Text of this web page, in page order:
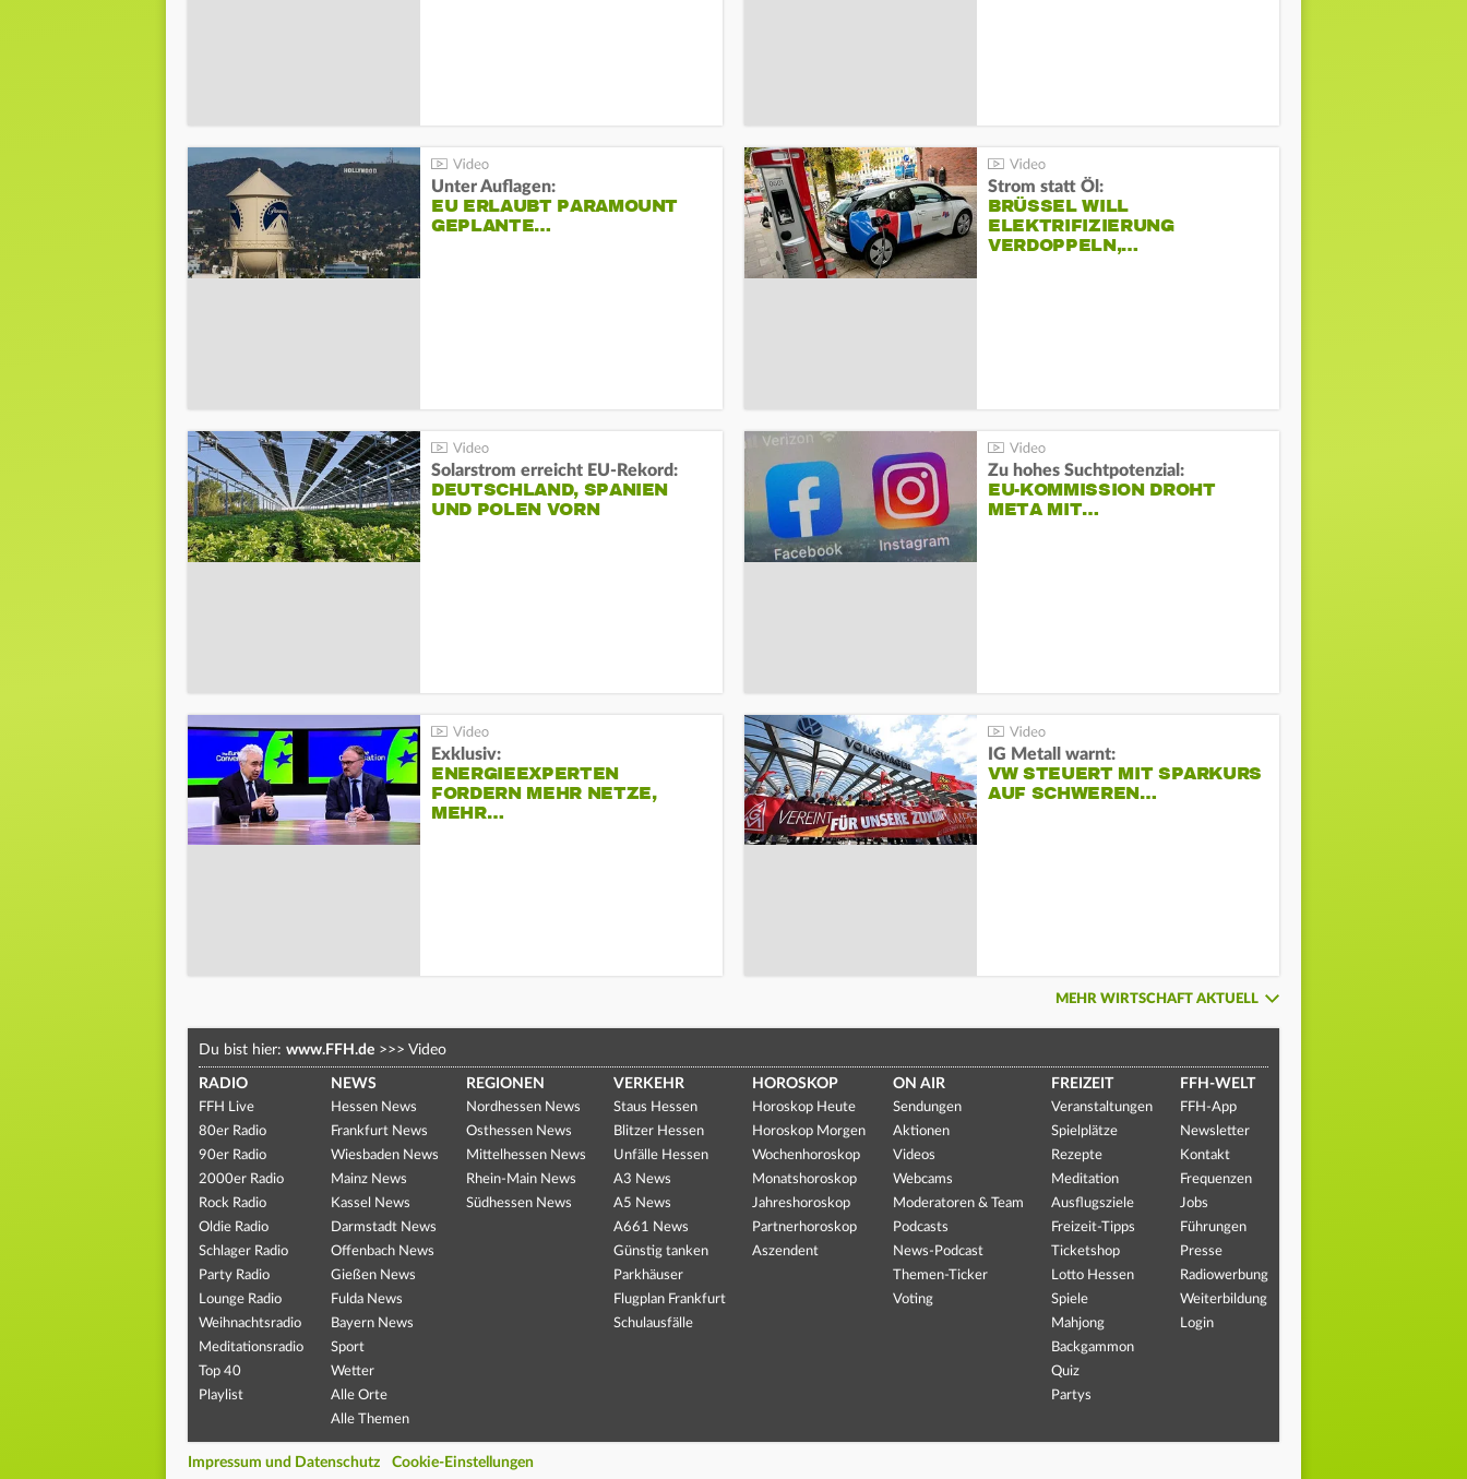
Unter Auflagen:
EU ERLAUBT PARAMOUNT
GEPLANTE…
Strom statt Öl:
BRÜSSEL WILL
ELEKTRIFIZIERUNG
VERDOPPELN,…
Solarstrom erreicht EU-Rekord:
DEUTSCHLAND, SPANIEN
UND POLEN VORN
Zu hohes Suchtpotenzial:
EU-KOMMISSION DROHT
META MIT…
Exklusiv:
ENERGIEEXPERTEN
FORDERN MEHR NETZE,
MEHR…
IG Metall warnt:
VW STEUERT MIT SPARKURS
AUF SCHWEREN…
MEHR WIRTSCHAFT AKTUELL
Du bist hier: www.FFH.de >>> Video
RADIO
FFH Live
80er Radio
90er Radio
2000er Radio
Rock Radio
Oldie Radio
Schlager Radio
Party Radio
Lounge Radio
Weihnachtsradio
Meditationsradio
Top 40
Playlist
NEWS
Hessen News
Frankfurt News
Wiesbaden News
Mainz News
Kassel News
Darmstadt News
Offenbach News
Gießen News
Fulda News
Bayern News
Sport
Wetter
Alle Orte
Alle Themen
REGIONEN
Nordhessen News
Osthessen News
Mittelhessen News
Rhein-Main News
Südhessen News
VERKEHR
Staus Hessen
Blitzer Hessen
Unfälle Hessen
A3 News
A5 News
A661 News
Günstig tanken
Parkhäuser
Flugplan Frankfurt
Schulausfälle
HOROSKOP
Horoskop Heute
Horoskop Morgen
Wochenhoroskop
Monatshoroskop
Jahreshoroskop
Partnerhoroskop
Aszendent
ON AIR
Sendungen
Aktionen
Videos
Webcams
Moderatoren & Team
Podcasts
News-Podcast
Themen-Ticker
Voting
FREIZEIT
Veranstaltungen
Spielplätze
Rezepte
Meditation
Ausflugsziele
Freizeit-Tipps
Ticketshop
Lotto Hessen
Spiele
Mahjong
Backgammon
Quiz
Partys
FFH-WELT
FFH-App
Newsletter
Kontakt
Frequenzen
Jobs
Führungen
Presse
Radiowerbung
Weiterbildung
Login
Impressum und Datenschutz Cookie-Einstellungen